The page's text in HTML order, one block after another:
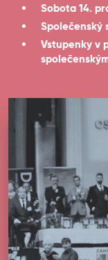
Sobota 14.
Společenský
Vstupenky v